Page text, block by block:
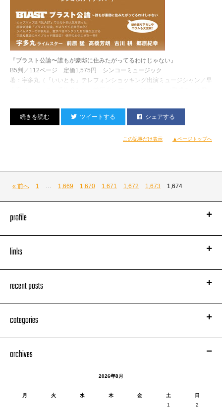
キテる！ オレ今、確実にキテる！
しかし、いい気になれたのも束の間でした。
いざ手に取ってみると……
それにしても、なぜにビニ本!?
でしたよ！
「あのね、ボクこの本の著者なんですけどねっ！ ビニールかける基準は何
そしたらですね、
した。
あぁなるほど……
明らかにこっちの仕様の責任！
『ブラスト公論〜誰もが豪邸に住みたがってるわけじゃない』
B5判／112ページ 定価1,575円 シンコーミュージック
著：宇多丸（『いいとも』テレフォンショッキング出演ミュージシャン／早
トの当たるなにか”志望） 古川 耕（アニメ系ライター／音楽プロデューサ
ー／脚本家） 郷原紀幸 （元ファッション・ディレクター／実業家志望／
知らない人のために説明しますとですね、
シーンの内外問わずカルト的な人気を誇った
伝説の座談会、それがついに単行本化されたわけなんですよーっ！
ツイートする シェアする
この記事だけ表示 ▲ページトップへ
« 前へ 1 1,669 1,670 1,671 1,672 1,673 1,674
profile
links
recent posts
categories
archives
2026年8月
月 火 水 木 金 土
日
1
2